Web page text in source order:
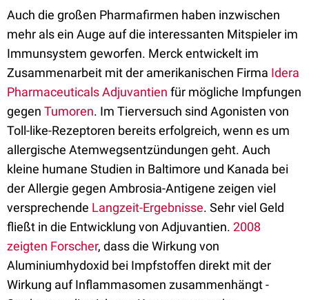
Auch die großen Pharmafirmen haben inzwischen
mehr als ein Auge auf die interessanten Mitspieler im
Immunsystem geworfen. Merck entwickelt im
Zusammenarbeit mit der amerikanischen Firma Idera
PharmaceuticalsAdjuvantien für mögliche Impfungen
gegen Tumoren. Im Tierversuch sind Agonisten von
Toll-like-Rezeptoren bereits erfolgreich, wenn es um
allergische Atemwegsentzündungen geht. Auch
kleine humane Studien in Baltimore und Kanada bei
der Allergie gegen Ambrosia-Antigene zeigen viel
versprechende Langzeit-Ergebnisse. Sehr viel Geld
fließt in die Entwicklung von Adjuvantien. 2008
zeigten Forscher, dass die Wirkung von
Aluminiumhydoxid bei Impfstoffen direkt mit der
Wirkung auf Inflammasomen zusammenhängt -